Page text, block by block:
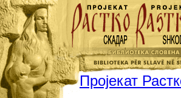
Пројекат